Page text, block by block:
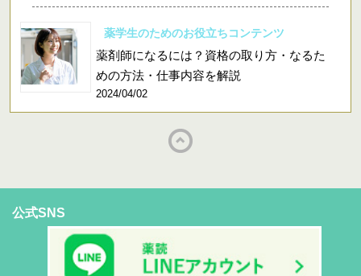
薬学生のためのお役立ちコンテンツ
薬剤師になるには？資格の取り方・なるた
めの方法・仕事内容を解説
2024/04/02
公式SNS